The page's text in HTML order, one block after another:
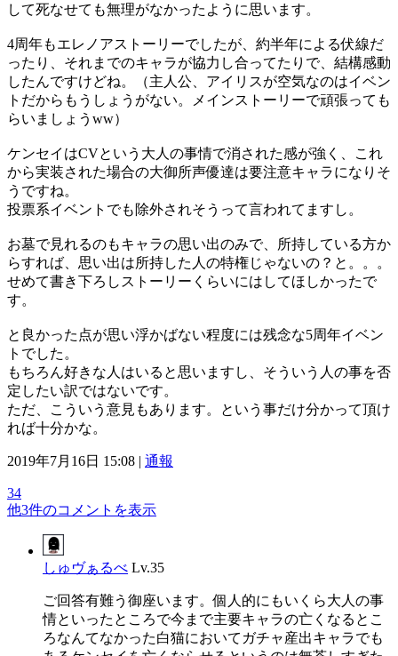
して死なせても無理がなかったように思います。
4周年もエレノアストーリーでしたが、約半年による伏線だ
ったり、それまでのキャラが協力し合ってたりで、結構感動
したんですけどね。（主人公、アイリスが空気なのはイベン
トだからもうしょうがない。メインストーリーで頑張っても
らいましょうww）
ケンセイはCVという大人の事情で消された感が強く、これ
から実装された場合の大御所声優達は要注意キャラになりそ
うですね。
投票系イベントでも除外されそうって言われてますし。
お墓で見れるのもキャラの思い出のみで、所持している方か
らすれば、思い出は所持した人の特権じゃないの？と。。。
せめて書き下ろしストーリーくらいにはしてほしかったで
す。
と良かった点が思い浮かばない程度には残念な5周年イベン
トでした。
もちろん好きな人はいると思いますし、そういう人の事を否
定したい訳ではないです。
ただ、こういう意見もあります。という事だけ分かって頂け
れば十分かな。
2019年7月16日 15:08 | 通報
34
他3件のコメントを表示
しゅヴぁるべ Lv.35
ご回答有難う御座います。個人的にもいくら大人の事
情といったところで今まで主要キャラの亡くなるとこ
ろなんてなかった白猫においてガチャ産出キャラでも